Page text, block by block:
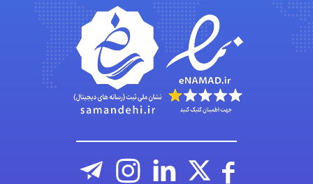
Jafar Tym